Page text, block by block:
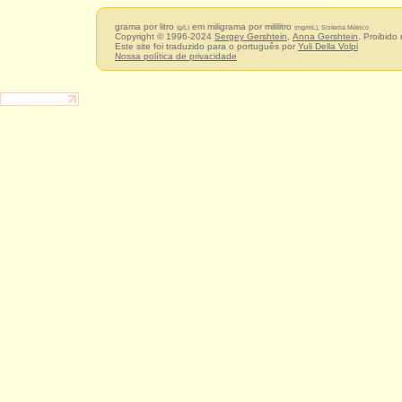
grama por litro (g/L) em miligrama por mililitro (mg/mL), Sistema Métrico
Copyright © 1996-2024 Sergey Gershtein Anna Gershtein .
Este site foi traduzido para o português por Yuli Della Volpi
Nossa política de privacidade